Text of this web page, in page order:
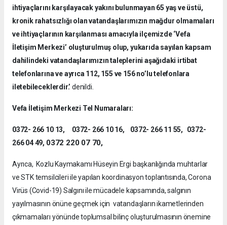
ihtiyaçlarını karşılayacak yakını bulunmayan 65 yaş ve üstü,
kronik rahatsızlığı olan vatandaşlarımızın mağdur olmamaları
ve ihtiyaçlarının karşılanması amacıyla ilçemizde ‘Vefa
İletişim Merkezi’ oluşturulmuş olup, yukarıda sayılan kapsam
dahilindeki vatandaşlarımızın taleplerini aşağıdaki irtibat
telefonlarına ve ayrıca 112, 155 ve 156 no’lu telefonlara
iletebileceklerdir.’ denildi.
Vefa İletişim Merkezi Tel Numaraları:
0372- 266 10 13, 0372- 266 10 16, 0372- 266 11 55, 0372-
266 04 49, 0372 220 07 70,
Ayrıca, Kozlu Kaymakamı Hüseyin Ergi başkanlığında muhtarlar
ve STK temsilcileri ile yapılan koordinasyon toplantısında, Corona
Virüs (Covid-19) Salgını ile mücadele kapsamında, salgının
yayılmasının önüne geçmek için vatandaşların ikametlerinden
çıkmamaları yönünde toplumsal bilinç oluşturulmasının önemine